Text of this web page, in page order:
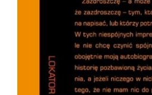
DODAJ DO KOSZYKA /